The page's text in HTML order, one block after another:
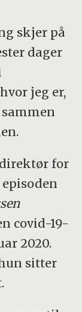
skjer på
dager
jeg er,
for
covid-19-
2020.
sitter